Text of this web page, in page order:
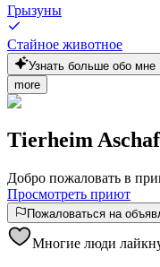
Грызуны
Стайное животное
Узнать больше обо мне
more
Tierheim
Добро пожаловать в
Просмотреть приют
Пожаловаться на
Многие люди